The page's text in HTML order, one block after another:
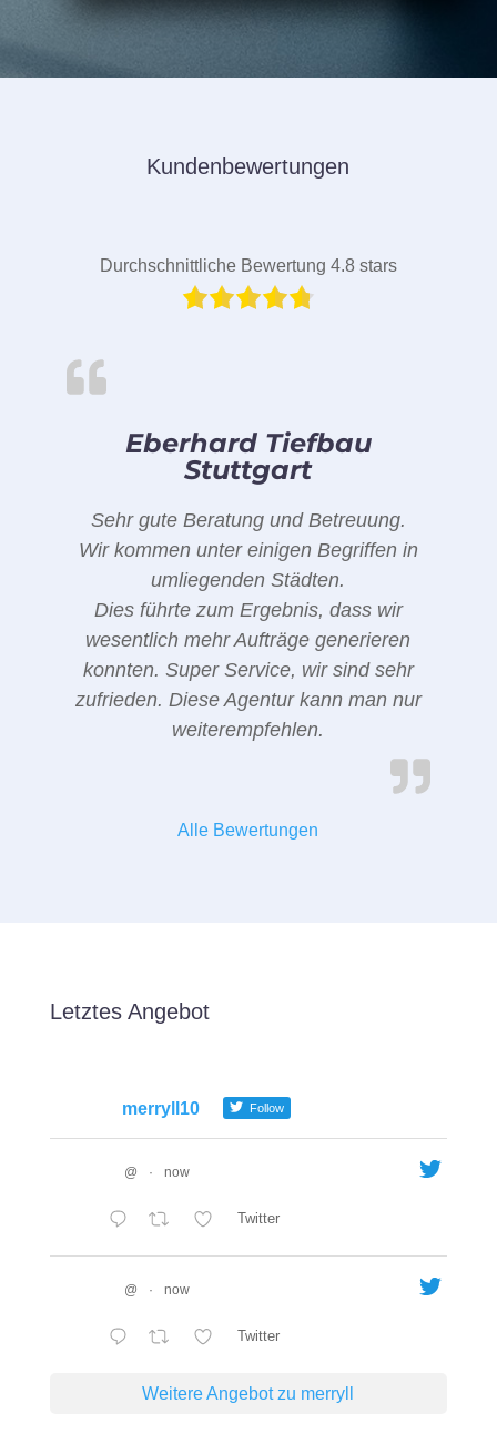
Kundenbewertungen
Durchschnittliche Bewertung 4.8 stars
Eberhard Tiefbau
Stuttgart
Sehr gute Beratung und Betreuung.
Wir kommen unter einigen Begriffen in
umliegenden Städten.
Dies führte zum Ergebnis, dass wir
wesentlich mehr Aufträge generieren
konnten. Super Service, wir sind sehr
zufrieden. Diese Agentur kann man nur
weiterempfehlen.
Alle Bewertungen
Letztes Angebot
merryll10 Follow
@ · now
Twitter
@ · now
Twitter
Weitere Angebot zu merryll